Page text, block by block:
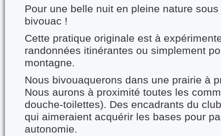
Pour une belle nuit en pleine nature
bivouac !
Cette pratique originale est à
randonnées itinérantes ou simplement
montagne.
Nous bivouaquerons dans une prairie à
Nous aurons à proximité toutes les
douche-toilettes). Des encadrants du
qui aimeraient acquérir les bases pour
autonomie.